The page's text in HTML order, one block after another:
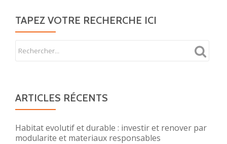
TAPEZ VOTRE RECHERCHE ICI
ARTICLES RÉCENTS
Habitat evolutif et durable : investir et renover par
modularite et materiaux responsables